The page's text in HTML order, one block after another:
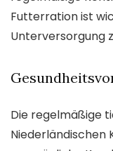
Futterration ist
Unterversorgung
Die regelmäßige
Niederländischen